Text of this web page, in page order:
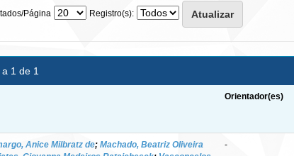
Página Registro(s):
1 de 1
Orientador(es)
Anice Milbratz de; Machado, Beatriz Oliveira
-